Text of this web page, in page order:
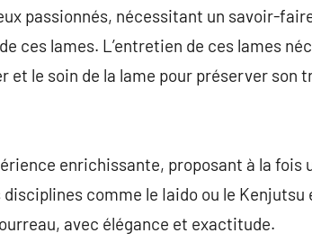
passionnés, nécessitant un savoir-
ces lames. L’entretien de ces lames
et le soin de la lame pour préserver son
enrichissante, proposant à la fois
comme le Iaido ou le
avec élégance et exactitude.